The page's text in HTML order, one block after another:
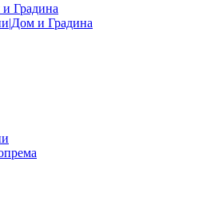
Градина
и Градина